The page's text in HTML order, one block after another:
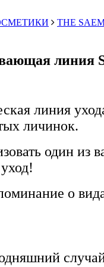
THE
линия
линия
личинок.
один
о